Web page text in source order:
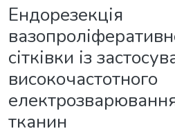
Ендорезекція
сітківки із
високочастотного
тканин